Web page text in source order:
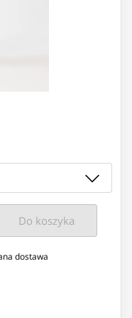
Do koszyka
dostawa